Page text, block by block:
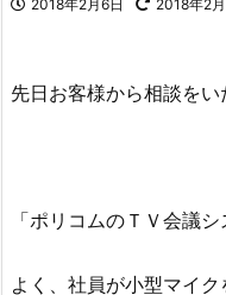
2018年2月6日 2018年2
先日お客様から相談をい
「ポリコムのＴＶ会議
よく、社員が小型マイク